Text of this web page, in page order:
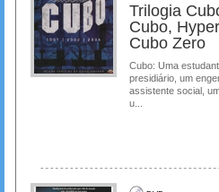
Trilogia
Cubo,
Cubo Zero
Cubo: Uma
presidiário, um
assistente social,
u...